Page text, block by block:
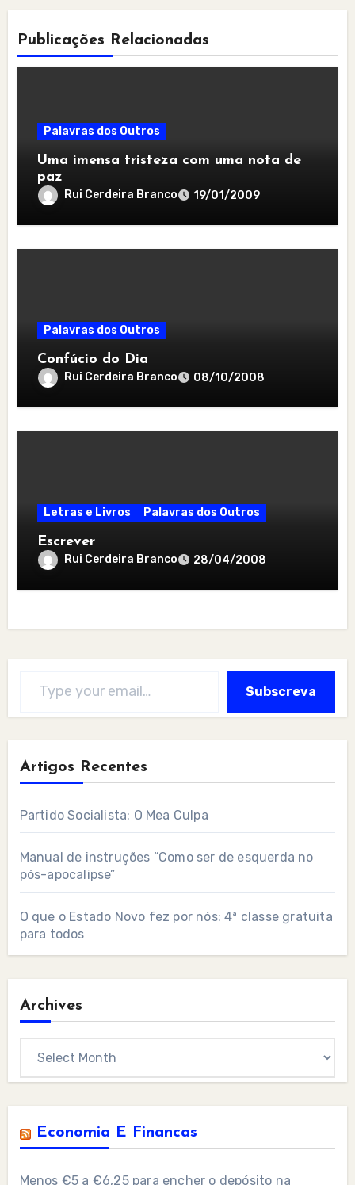
Publicações Relacionadas
Palavras dos Outros
Uma imensa tristeza com uma nota de
paz
Rui Cerdeira Branco 19/01/2009
Palavras dos Outros
Confúcio do Dia
Rui Cerdeira Branco 08/10/2008
Letras e Livros Palavras dos Outros
Escrever
Rui Cerdeira Branco 28/04/2008
Subscreva
Artigos Recentes
Partido Socialista: O Mea Culpa
Manual de instruções “Como ser de esquerda no
pós-apocalipse”
O que o Estado Novo fez por nós: 4ª classe gratuita
para todos
Archives
Economia E Financas
Menos €5 a €6,25 para encher o depósito na